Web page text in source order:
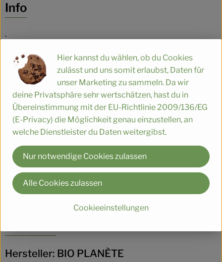
Info
.
Produktinformationen
Zutaten
Produktdatenblatt
Hersteller: BIO PLANÈTE
Hier kannst du wählen, ob du Cookies
zulässt und uns somit erlaubst, Daten für
unser Marketing zu sammeln. Da wir
deine Privatsphäre sehr wertschätzen, hast du in
Übereinstimmung mit der EU-Richtlinie 2009/136/EG
(E-Privacy) die Möglichkeit genau einzustellen, an
welche Dienstleister du Daten weitergibst.
Cookieeinstellungen
Nur notwendige Cookies zulassen
Alle Cookies zulassen